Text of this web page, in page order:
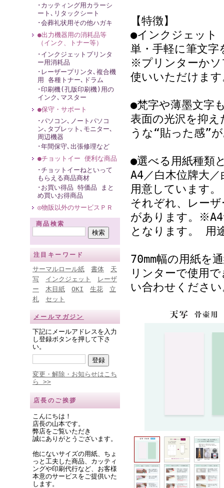
･カッティング用カラーシ
ート､リタックシート
･会葬礼状用その他ハガキ
●出力機器用の消耗品等
（インク、トナー等）
･インクジェットプリンタ
ー用消耗品
･レーザープリンタ､複合機
用 各種トナー､ドラム
･印刷機(孔版印刷機)用の
インク､マスター
●保守・サポート
･パソコン､ノートパソコ
ン､タブレット､モニター､
周辺機器
･年間保守､出張修理など
●チョットイー 便利な商品
･チョットイーねといって
もらえる商品商材
･お買い得品 特価品 まと
め買いお得商品
◎物販以外のサービスＰＲ
商品検索
注目キーワード
サーマルロール紙 書体
天
写
インクジェット
レーザ
ー
木目紙 OKI 生花
立
札
セット
メールマガジン
下記にメールアドレスを入力
し登録ボタンを押して下さ
い。
変更・解除・お知らせはこち
ら >>
店長のご挨拶
こんにちは！
店長の山本です。
弊店をご覧いただき
誠にありがとうございます。
他にないサイズの用紙、ちょ
っと工夫した商品、カッティ
ングや印刷代行など、お客様
本意のサービスをご提供いた
します。
【特徴】
●インクジェット
単・手軽に筆文
※プリンターかソ
使いいただけます
●梵字や薄墨文字
表面の光沢を抑
うな“貼った感”
●選べる用紙種
A4／白木位牌大
用意しています。
それぞれ、レー
があります。
となります。 用
70mm幅の用紙を
リンターで使用
い合わせください